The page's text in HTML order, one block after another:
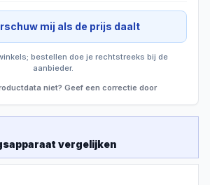
mij als de prijs daalt
bestellen doe je rechtstreeks bij de
aanbieder.
niet? Geef een correctie door
vergelijken